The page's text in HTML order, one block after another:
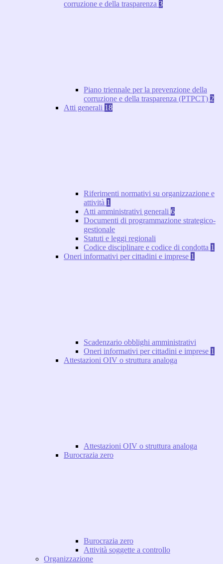
corruzione e della trasparenza 3
Piano triennale per la prevenzione della
corruzione e della trasparenza (PTPCT) 2
Atti generali 18
Riferimenti normativi su organizzazione e
attività 1
Atti amministrativi generali 6
Documenti di programmazione strategico-
gestionale
Statuti e leggi regionali
Codice disciplinare e codice di condotta 1
Oneri informativi per cittadini e imprese 1
Scadenzario obblighi amministrativi
Oneri informativi per cittadini e imprese 1
Attestazioni OIV o struttura analoga
Attestazioni OIV o struttura analoga
Burocrazia zero
Burocrazia zero
Attività soggette a controllo
Organizzazione